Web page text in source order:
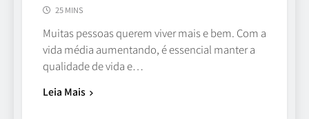
25 MINS
Muitas pessoas querem viver mais e bem. Com a
vida média aumentando, é essencial manter a
qualidade de vida e…
Leia Mais